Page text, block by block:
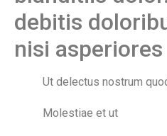
debitis
nisi asperiores
Ut delectus nostrum
Molestiae et ut